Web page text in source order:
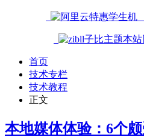
本站
首页
技术专栏
技术教程
正文
本地媒体体验：6个